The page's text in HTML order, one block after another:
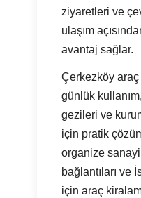
ziyaretleri ve
ulaşım
avantaj sağlar.
Çerkezköy
günlük
gezileri ve
için pratik
organize
bağlantıları ve
için araç